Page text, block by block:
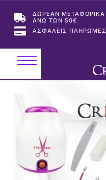
ΔΩΡΕΑΝ ΜΕΤΑΦΟΡΙΚΑ
ΑΝΩ ΤΩΝ 50€
ΑΣΦΑΛΕΙΣ ΠΛΗΡΩΜΕΣ